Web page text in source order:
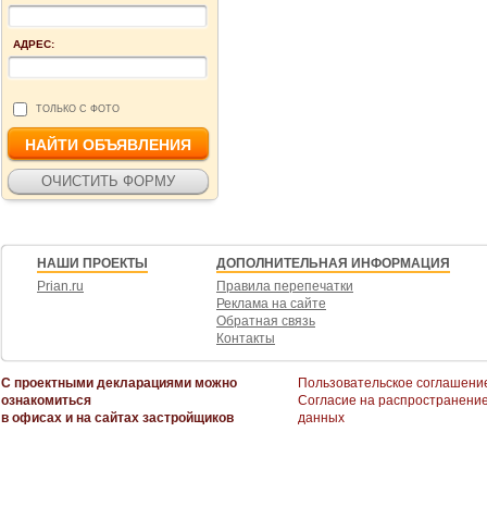
АДРЕС:
ТОЛЬКО С ФОТО
НАШИ ПРОЕКТЫ
Prian.ru
ДОПОЛНИТЕЛЬНАЯ ИНФОРМАЦИЯ
Правила перепечатки
Реклама на сайте
Обратная связь
Контакты
С проектными декларациями можно
ознакомиться
в офисах и на сайтах застройщиков
Пользовательское
Согласие на
данных